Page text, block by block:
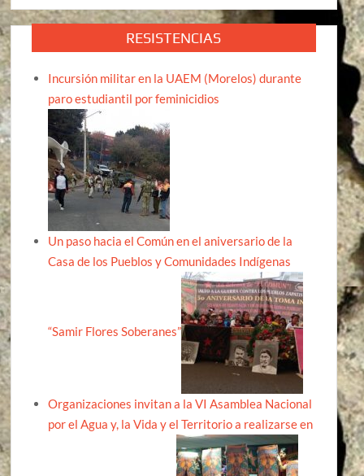
RESISTENCIAS
Incursión militar en la UAEM (Morelos) durante
paro estudiantil por feminicidios
Un paso hacia el Común en el aniversario de la
Casa de los Pueblos y Comunidades Indígenas
“Samir Flores Soberanes”
Organizaciones invitan a la VI Asamblea Nacional
por el Agua y, la Vida y el Territorio a realizarse en